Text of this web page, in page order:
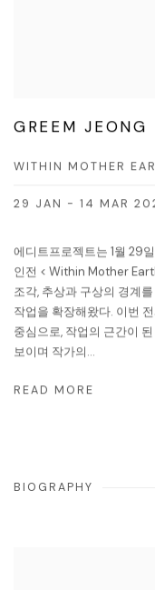
GREEM JEONG
WITHIN MOTHER
29 JAN - 14 MAR
에디트프로젝트는 1월 29
인전 < Within Mother
조각, 추상과 구상의 경계
작업을 확장해왔다. 이번
중심으로, 작업의 근간이
보이며 작가의...
READ MORE
BIOGRAPHY